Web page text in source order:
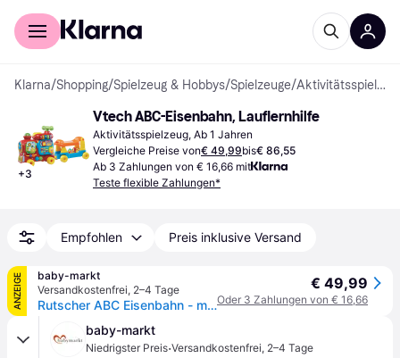
Für Shopper
Klarna/Shopping/Spielzeug & Hobbys/Spielzeuge/ Aktivitätsspielzeuge
+3
Vtech ABC-Eisenbahn, Lauflernhilfe
Aktivitätsspielzeug, Ab 1 Jahren
Vergleiche Preise von€ 49,99bis€ 86,55
Ab 3 Zahlungen von € 16,66 mit
Teste flexible Zahlungen*
Empfohlen Preis inklusive Versand
ANZEIGE
baby-markt
Versandkostenfrei, 2–4 Tage
Rutscher ABC Eisenbahn - mehrfarbig
€ 49,99
Oder 3 Zahlungen von € 16,66
baby-markt
Niedrigster Preis·Versandkostenfrei, 2–4 Tage